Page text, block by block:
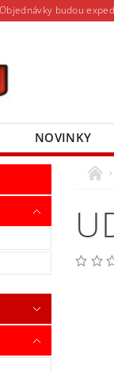
budou
NOVINKY